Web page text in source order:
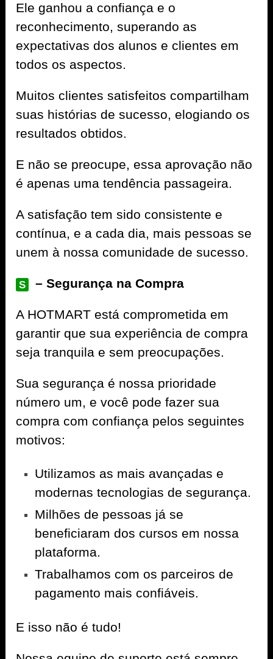
Ele ganhou a confiança e o
reconhecimento, superando as
expectativas dos alunos e clientes em
todos os aspectos.
Muitos clientes satisfeitos compartilham
suas histórias de sucesso, elogiando os
resultados obtidos.
E não se preocupe, essa aprovação não
é apenas uma tendência passageira.
A satisfação tem sido consistente e
contínua, e a cada dia, mais pessoas se
unem à nossa comunidade de sucesso.
S – Segurança na Compra
A HOTMART está comprometida em
garantir que sua experiência de compra
seja tranquila e sem preocupações.
Sua segurança é nossa prioridade
número um, e você pode fazer sua
compra com confiança pelos seguintes
motivos:
Utilizamos as mais avançadas e
modernas tecnologias de segurança.
Milhões de pessoas já se
beneficiaram dos cursos em nossa
plataforma.
Trabalhamos com os parceiros de
pagamento mais confiáveis.
E isso não é tudo!